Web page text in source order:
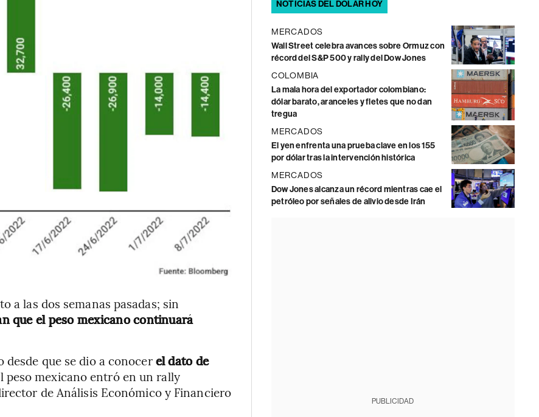
a las dos semanas pasadas; sin
que el peso mexicano continuará
que se dio a conocerel dato de
peso mexicano entró en un rally
de Análisis Económico y Financiero
NOTICIAS DEL DÓLAR HOY
MERCADOS
Wall Street celebra avances sobre Ormuz con
récord del S&P 500 y rally del Dow Jones
COLOMBIA
La mala hora del exportador colombiano:
dólar barato, aranceles y fletes que no dan
tregua
MERCADOS
El yen enfrenta una prueba clave en los 155
por dólar tras la intervención histórica
MERCADOS
Dow Jones alcanza un récord mientras cae el
petróleo por señales de alivio desde Irán
PUBLICIDAD